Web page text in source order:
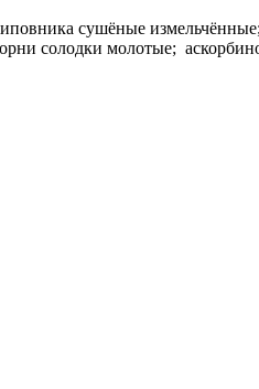
сушёные
солодки молотые;